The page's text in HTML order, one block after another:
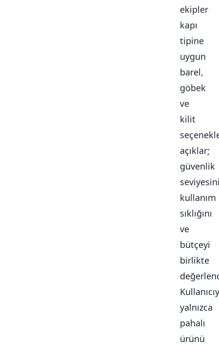
ekipler
kapı
tipine
uygun
barel,
göbek
ve
kilit
açıklar;
güvenlik
kullanım
sıklığını
ve
bütçeyi
birlikte
yalnızca
pahalı
ürünü